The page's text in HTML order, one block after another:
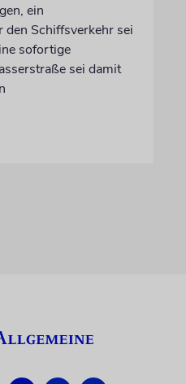
ein
den Schiffsverkehr sei
sofortige
sei damit